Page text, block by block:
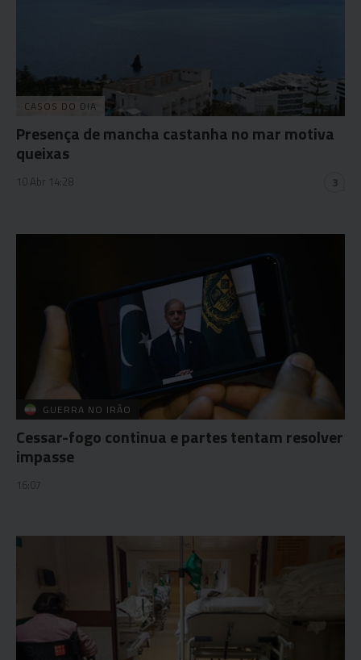
CASOS DO DIA
Presença de mancha castanha no mar motiva
queixas
10 Abr 14:28 3
GUERRA NO IRÃO
Cessar-fogo continua e partes tentam resolver
impasse
16:07